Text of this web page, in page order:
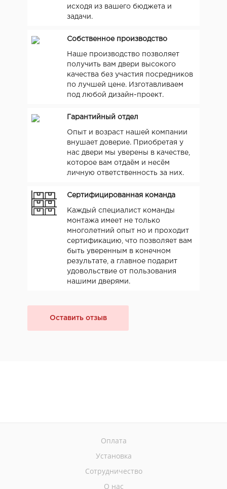
исходя из вашего бюджета и
задачи.
Собственное производство
Наше производство позволяет
получить вам двери высокого
качества без участия посредников
по лучшей цене. Изготавливаем
под любой дизайн-проект.
Гарантийный отдел
Опыт и возраст нашей компании
внушает доверие. Приобретая у
нас двери мы уверены в качестве,
которое вам отдаём и несём
личную ответственность за них.
Сертифицированная команда
Каждый специалист команды
монтажа имеет не только
многолетний опыт но и проходит
сертификацию, что позволяет вам
быть уверенным в конечном
результате, а главное подарит
удовольствие от пользования
нашими дверями.
Оставить отзыв
Оплата
Установка
Сотрудничество
О нас